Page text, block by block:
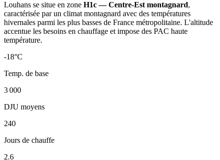
Louhans se situe en zone H1c — Centre-Est montagnard,
caractérisée par un climat montagnard avec des températures
hivernales parmi les plus basses de France métropolitaine. L'altitude
accentue les besoins en chauffage et impose des PAC haute
température.
-18°C
Temp. de base
3 000
DJU moyens
240
Jours de chauffe
2.6